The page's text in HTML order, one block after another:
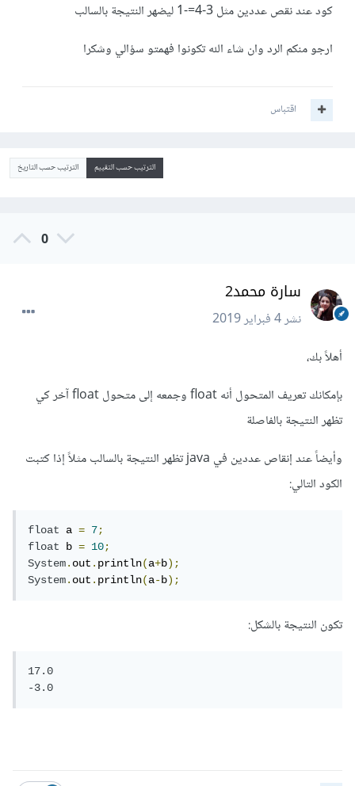
كود عند نقص عددين مثل 3-4=-1 ليضهر النتيجة بالسالب
ارجو منكم الرد وان شاء الله تكونوا فهمتو سؤالي وشكرا
اقتباس
الترتيب حسب التقييم الترتيب حسب التاريخ
0
سارة محمد2
نشر4 فبراير 2019
أهلاً بك،
بإمكانك تعريف المتحول أنه float وجمعه إلى متحول float آخر كي
تظهر النتيجة بالفاصلة
وأيضاً عند إنقاص عددين في java تظهر النتيجة بالسالب مثلاً إذا كتبت
الكود التالي:
float a = 7;
float
b = 10;
System.out.println(a+b);
System.out.println(a-b);
تكون النتيجة بالشكل:
17.0
-3.0